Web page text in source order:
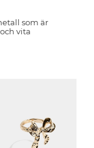
som är
vita